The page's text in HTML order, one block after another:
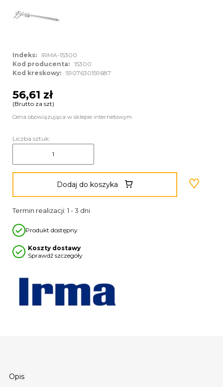
Opis
Indeks:
IRMA-15300
Kod producenta: 15300
Kod kreskowy: 5907630159687
56,61 zł
(Brutto za szt)
Cena obowiązująca w sklepie internetowym.
Liczba sztuk:
Dodaj do koszyka
Termin realizacji: 1 - 3 dni
Produkt dostępny
Koszty dostawy
Sprawdź szczegóły